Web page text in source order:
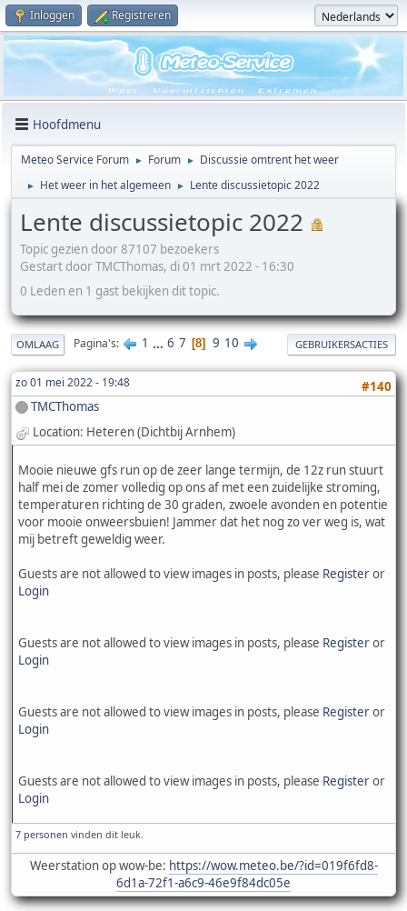
Inloggen Registreren
Hoofdmenu
Meteo Service Forum ► Forum ► Discussie omtrent het weer
► Het weer in het algemeen ► Lente discussietopic 2022
Lente discussietopic 2022
Topic gezien door 87107 bezoekers
Gestart door TMCThomas, di 01 mrt 2022 - 16:30
0 Leden en 1 gast bekijken dit topic.
OMLAAG Pagina's 1 ... 6 7 8 9 10 GEBRUIKERSACTIES
zo 01 mei 2022 - 19:48
#140
TMCThomas
Location: Heteren (Dichtbij Arnhem)
Mooie nieuwe gfs run op de zeer lange termijn, de 12z run stuurt
half mei de zomer volledig op ons af met een zuidelijke stroming,
temperaturen richting de 30 graden, zwoele avonden en potentie
voor mooie onweersbuien! Jammer dat het nog zo ver weg is, wat
mij betreft geweldig weer.
Guests are not allowed to view images in posts, please Registeror
Login
Guests are not allowed to view images in posts, please Registeror
Login
Guests are not allowed to view images in posts, please Registeror
Login
Guests are not allowed to view images in posts, please Registeror
Login
7 personen vinden dit leuk.
Weerstation op wow-be: https://wow.meteo.be/?id=019f6fd8-
6d1a-72f1-a6c9-46e9f84dc05e